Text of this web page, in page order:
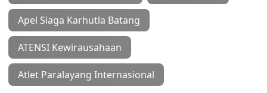
Apel Siaga Karhutla Batang
ATENSI Kewirausahaan
Atlet Paralayang Internasional